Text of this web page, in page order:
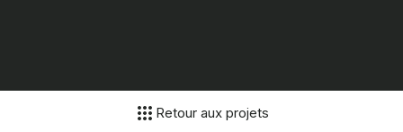
Retour aux projets